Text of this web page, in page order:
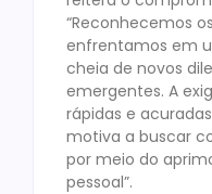
“Reconhecemos
enfrentamos em
cheia de novos
emergentes. A
rápidas e
motiva a buscar
por meio do
pessoal”.